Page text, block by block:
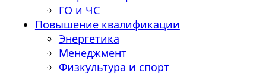
ГО и ЧС
Повышение квалификации
Энергетика
Менеджмент
Физкультура и спорт